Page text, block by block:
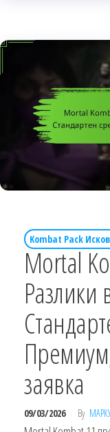
Kombat Pack
Mortal
Разлики
заявка
09/03/2026 By